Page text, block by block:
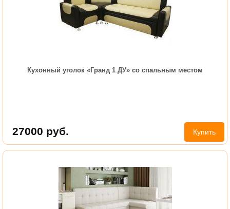
Кухонный уголок «Гранд 1 ДУ» со спальным местом
27000 руб. Купить